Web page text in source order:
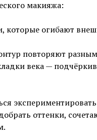
макияжа:
которые огибают
повторяют
века —
оттенки,